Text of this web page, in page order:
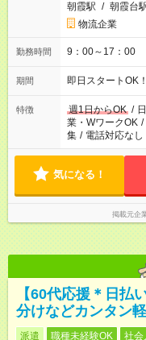
朝霞駅 / 朝霞台
物流企業
勤務時間 9：00～17：00
期間 即日スタートOK
特徴 週1日からOK /
業・WワークOK /
集 / 電話対応なし
気になる！
掲載元企
【60代応援＊日払
分けなどカンタン
派遣 職種未経験OK 社会